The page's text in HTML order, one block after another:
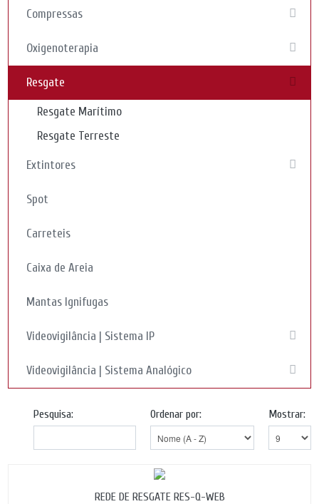
Compressas
Oxigenoterapia
Resgate
Resgate Marítimo
Resgate Terreste
Extintores
Spot
Carreteis
Caixa de Areia
Mantas Ignifugas
Videovigilância | Sistema IP
Videovigilância | Sistema Analógico
Mostrar:
Ordenar por:
Pesquisa:
REDE DE RESGATE RES-Q-WEB